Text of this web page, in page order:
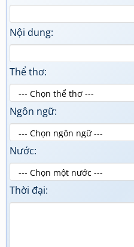
Nội dung:
Thể thơ:
Ngôn ngữ:
Nước:
Thời đại: